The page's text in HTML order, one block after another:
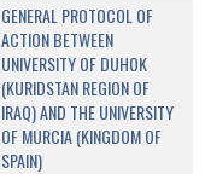
GENERAL PROTOCOL OF
ACTION BETWEEN
UNIVERSITY OF DUHOK
(KURIDSTAN REGION OF
IRAQ) AND THE UNIVERSITY
OF MURCIA (KINGDOM OF
SPAIN)